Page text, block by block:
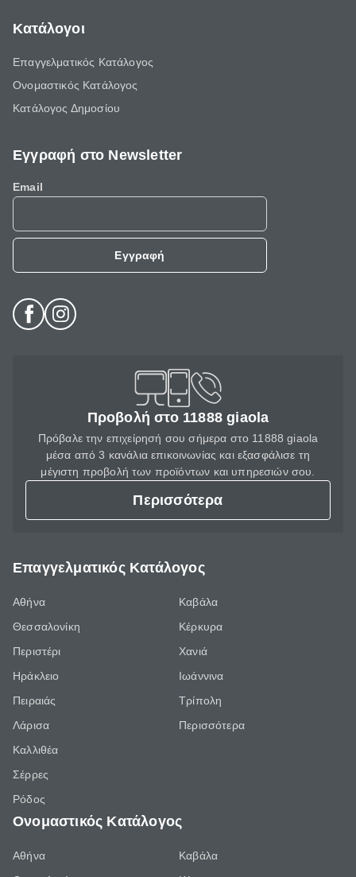
Κατάλογοι
Επαγγελματικός Κατάλογος
Ονομαστικός Κατάλογος
Κατάλογος Δημοσίου
Εγγραφή στο Newsletter
Email
Εγγραφή
Προβολή στο 11888 giaola
Πρόβαλε την επιχείρησή σου σήμερα στο 11888 giaola
μέσα από 3 κανάλια επικοινωνίας και εξασφάλισε τη
μέγιστη προβολή των προϊόντων και υπηρεσιών σου.
Περισσότερα
Επαγγελματικός Κατάλογος
Αθήνα
Θεσσαλονίκη
Περιστέρι
Ηράκλειο
Πειραιάς
Λάρισα
Καλλιθέα
Σέρρες
Ρόδος
Καβάλα
Κέρκυρα
Χανιά
Ιωάννινα
Τρίπολη
Περισσότερα
Ονομαστικός Κατάλογος
Αθήνα
Καβάλα